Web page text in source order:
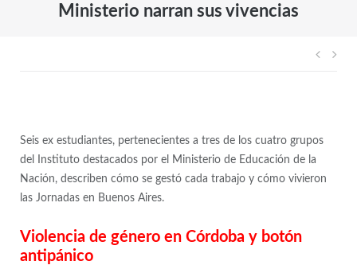
Ministerio narran sus vivencias
Seis ex estudiantes, pertenecientes a tres de los cuatro grupos
del Instituto destacados por el Ministerio de Educación de la
Nación, describen cómo se gestó cada trabajo y cómo vivieron
las Jornadas en Buenos Aires.
Violencia de género en Córdoba y botón
antipánico